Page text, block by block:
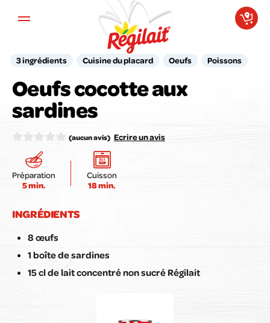
3 ingrédients Cuisine du placard Oeufs Poissons
Oeufs cocotte aux
sardines
(aucun avis) Ecrire un avis
Votre avis compte pour nous !
Notez la recette ici :
Envoyer mon avis
Préparation
5 min.
Cuisson
18 min.
INGRÉDIENTS
8 œufs
1 boîte de sardines
15 cl de lait concentré non sucré Régilait